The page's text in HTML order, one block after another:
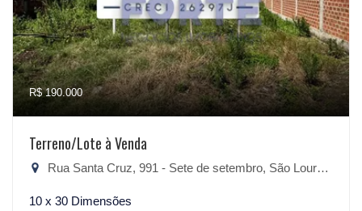
R$ 190.000
Terreno/Lote à Venda
Rua Santa Cruz, 991 - Sete de setembro, São Lourenço do Sul-RS
10 x 30 Dimensões